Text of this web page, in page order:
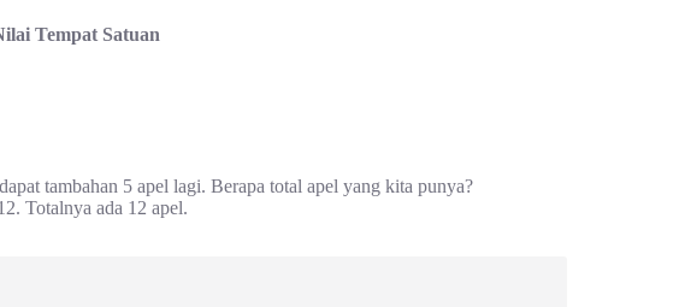
Tempat Satuan
tambahan 5 apel lagi. Berapa total apel yang kita punya?
Totalnya ada 12 apel.